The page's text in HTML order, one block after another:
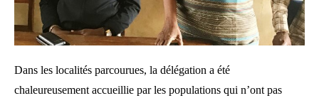
Dans les localités parcourues, la délégation a été
chaleureusement accueillie par les populations qui n’ont pas